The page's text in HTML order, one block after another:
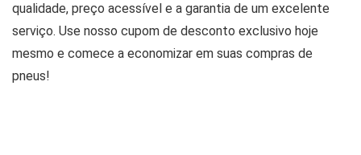
qualidade, preço acessível e a garantia de um excelente
serviço. Use nosso cupom de desconto exclusivo hoje
mesmo e comece a economizar em suas compras de
pneus!